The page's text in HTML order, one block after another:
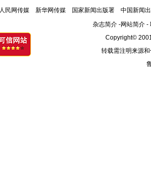
人民网传媒 新华网传媒 国家新闻出版署
中国新闻
杂志简介-网站简介-
Copyright©
转载需注明来源